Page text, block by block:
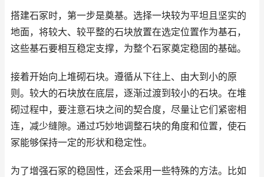
搭建石冢时，第一步是奠基。选择一块较为平坦且坚实的
地面，将较大、较平整的石块放置在选定位置作为基石，
这些基石要相互稳定支撑，为整个石冢奠定稳固的基础。
接着开始向上堆砌石块。遵循从下往上、由大到小的原
则。较大的石块放在底层，逐渐过渡到较小的石块。在堆
砌过程中，要注意石块之间的契合度，尽量让它们紧密相
连，减少缝隙。通过巧妙地调整石块的角度和位置，使石
冢能够保持一定的形状和稳定性。
为了增强石冢的稳固性，还会采用一些特殊的方法。比如